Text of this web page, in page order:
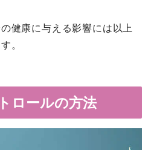
健康に与える影響には以上
。
ロールの方法